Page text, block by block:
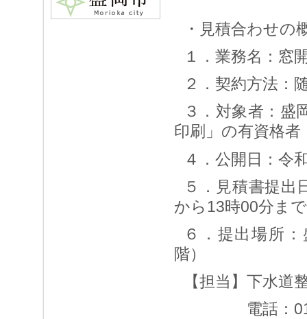
・見積合わせの
１．業務名：窓
２．契約方法：
３．対象者：盛
印刷」の有資格者
４．公開日：令
５．見積書提出
から13時00分まで
６．提出場所
階）
【担当】下水
電話：019-